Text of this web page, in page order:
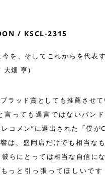
/ KSCL-2315
を、そしてこれからを代表
大畑 亨)
ラッド賞としても推薦させて
っても過言ではないバンド
コメン”に選出された「僕が
は、盛岡店だけでも相当なも
らにとっては相当な自信に
っと引っ張ってほしいです